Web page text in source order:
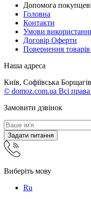
Допомога покупцеві
Головна
Контакти
Умови
Договір Оферти
Повернення
Наша адреса
Київ, Софіївська
© domoz.com.ua Всі
Замовити дзвінок
Задати питання
Виберіть мову
Ru